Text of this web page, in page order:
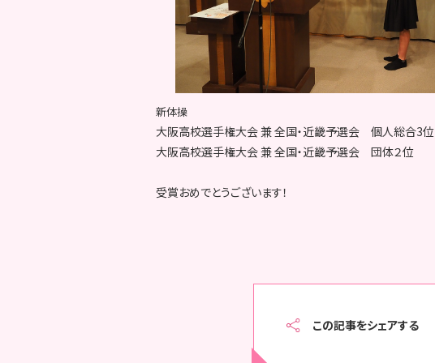
新体操
大阪高校選手権大会 兼 全国・近畿予選会 個人総合3位
大阪高校選手権大会 兼 全国・近畿予選会 団体２位
受賞おめでとうございます！
この記事をシェアする